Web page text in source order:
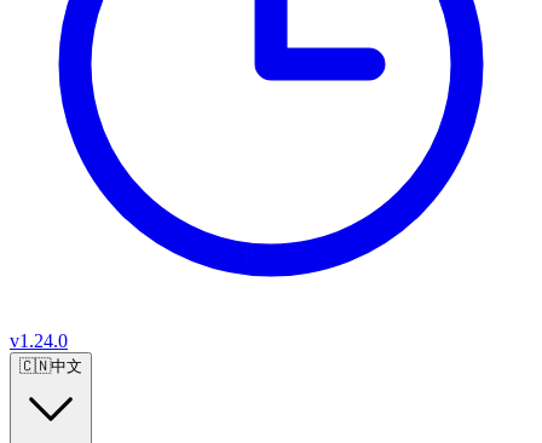
v1.24.0
🇨🇳中文